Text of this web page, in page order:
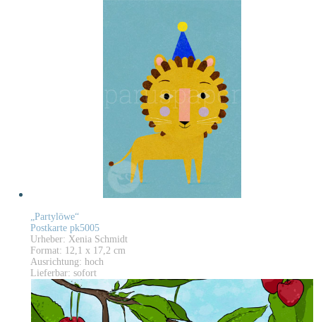
„Partylöwe“
Postkarte pk5005
Urheber: Xenia Schmidt
Format: 12,1 x 17,2 cm
Ausrichtung: hoch
Lieferbar: sofort